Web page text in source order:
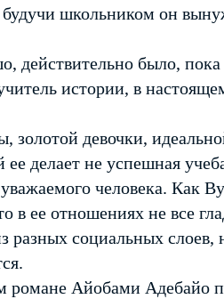
будучи школьником он
действительно было,
истории, в
золотой девочки,
делает не успешная
человека. Как
в ее отношениях не все
разных социальных
романе Айобами Адебайо